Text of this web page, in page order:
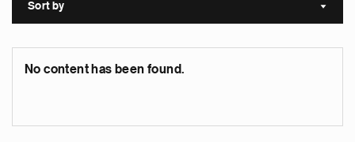
Sort by Sort
No content has been found.